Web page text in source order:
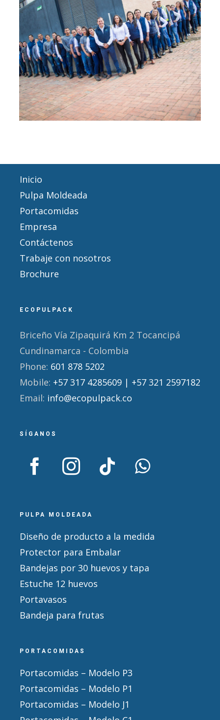
Inicio
Pulpa Moldeada
Portacomidas
Empresa
Contáctenos
Trabaje con nosotros
Brochure
ECOPULPACK
Briceño Vía Zipaquirá Km 2 Tocancipá
Cundinamarca - Colombia
Phone: 601 878 5202
Mobile: +57 317 4285609 | +57 321 2597182
Email: info@ecopulpack.co
SÍGANOS
PULPA MOLDEADA
Diseño de producto a la medida
Protector para Embalar
Bandejas por 30 huevos y tapa
Estuche 12 huevos
Portavasos
Bandeja para frutas
PORTACOMIDAS
Portacomidas – Modelo P3
Portacomidas – Modelo P1
Portacomidas – Modelo J1